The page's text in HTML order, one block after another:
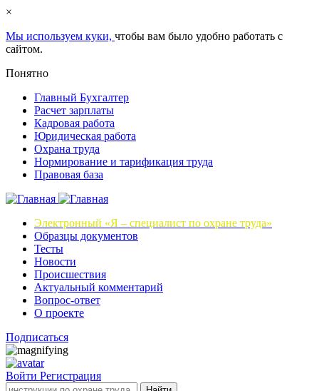
×
Мы используем куки, чтобы вам было удобно работать с
сайтом.
Понятно
Главный Бухгалтер
Расчет зарплаты
Кадровая работа
Юридическая работа
Охрана труда
Нормирование и тарификация труда
Правовая база
Электронный «Я – специалист по охране труда»
Образцы документов
Тесты
Новости
Происшествия
Актуальный комментарий
Вопрос-ответ
О проекте
Подписаться
Войти Регистрация